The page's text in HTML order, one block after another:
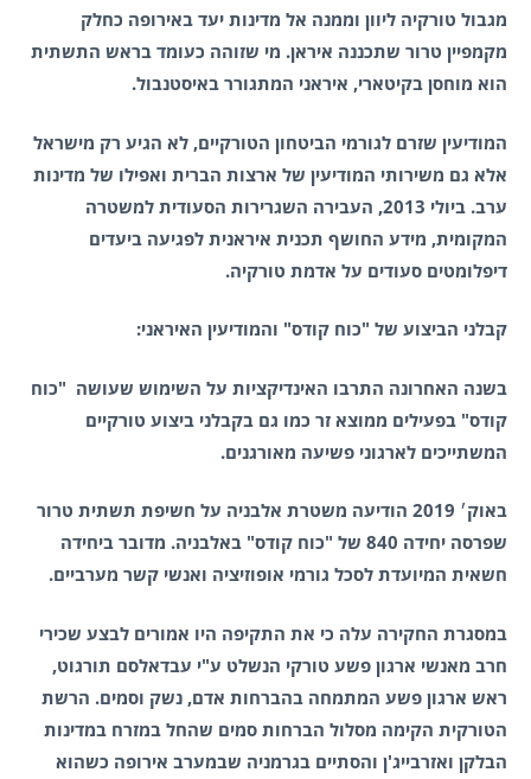
מגבול טורקיה ליוון וממנה אל מדינות יעד באירופה כחלק
מקמפיין טרור שתכננה איראן. מי שזוהה כעומד בראש התשתית
הוא מוחסן בקיטארי, איראני המתגורר באיסטנבול.
המודיעין שזרם לגורמי הביטחון הטורקיים, לא הגיע רק מישראל
אלא גם משירותי המודיעין של ארצות הברית ואפילו של מדינות
ערב. ביולי 2013, העבירה השגרירות הסעודית למשטרה
המקומית, מידע החושף תכנית איראנית לפגיעה ביעדים
דיפלומטים סעודים על אדמת טורקיה.
קבלני הביצוע של "כוח קודס" והמודיעין האיראני:
בשנה האחרונה התרבו האינדיקציות על השימוש שעושה "כוח
קודס" בפעילים ממוצא זר כמו גם בקבלני ביצוע טורקיים
המשתייכים לארגוני פשיעה מאורגנים.
באוק׳ 2019 הודיעה משטרת אלבניה על חשיפת תשתית טרור
שפרסה יחידה 840 של "כוח קודס" באלבניה. מדובר ביחידה
חשאית המיועדת לסכל גורמי אופוזיציה ואנשי קשר מערביים.
במסגרת החקירה עלה כי את התקיפה היו אמורים לבצע שכירי
חרב מאנשי ארגון פשע טורקי הנשלט ע"י עבדאלסם תורגוט,
ראש ארגון פשע המתמחה בהברחות אדם, נשק וסמים. הרשת
הטורקית הקימה מסלול הברחות סמים שהחל במזרח במדינות
הבלקן ואזרבייג'ן והסתיים בגרמניה שבמערב אירופה כשהוא